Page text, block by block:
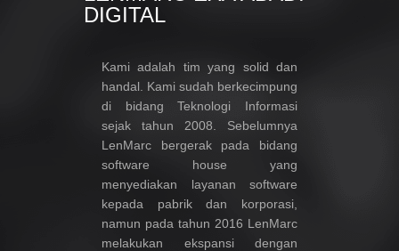
DIGITAL
Kami adalah tim yang solid dan
handal. Kami sudah berkecimpung
di bidang Teknologi Informasi
sejak tahun 2008. Sebelumnya
LenMarc bergerak pada bidang
software house yang
menyediakan layanan software
kepada pabrik dan korporasi,
namun pada tahun 2016 LenMarc
melakukan ekspansi dengan